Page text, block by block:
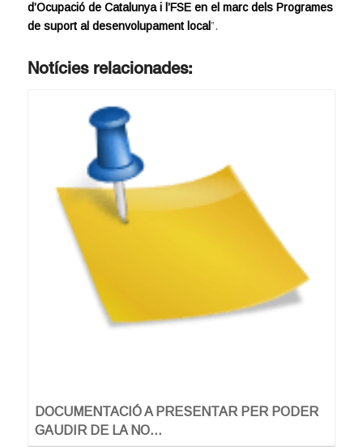
d’Ocupació de Catalunya i l’FSE en el marc dels Programes
de suport al desenvolupament local”.
Notícies relacionades:
DOCUMENTACIÓ A PRESENTAR PER PODER
GAUDIR DE LA NO…